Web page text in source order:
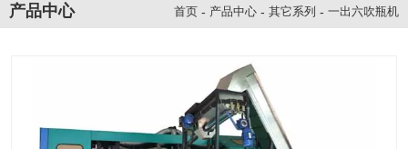
产品中心 首页 - 产品中心 - 其它系列 - 一出六吹瓶机